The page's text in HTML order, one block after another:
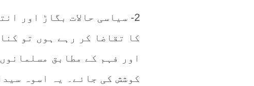
2- سیاسی حالات بگاڑ اور
کا تقاضا کر رہے ہوں تو
اور فہم کے مطابق
کوشش کی جائے۔ یہ اسوہ